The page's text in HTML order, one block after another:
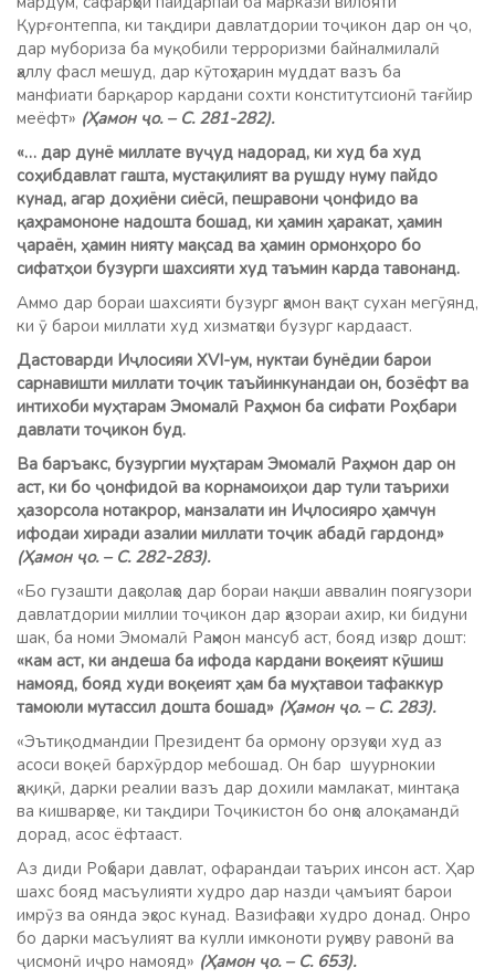
Қурғонтеппа, ки тақдири давлатдории тоҷикон дар он ҷо,
дар мубориза ба муқобили терроризми байналмилалӣ
ҳаллу фасл мешуд, дар кӯтоҳтарин муддат вазъ ба
манфиати барқарор кардани сохти конститутсионӣ тағйир
меёфт» (Ҳамон ҷо. – С. 281-282).
«… дар дунё миллате вуҷуд надорад, ки худ ба худ
соҳибдавлат гашта, мустақилият ва рушду нуму пайдо
кунад, агар доҳиёни сиёсӣ, пешравони ҷонфидо ва
қаҳрамононе надошта бошад, ки ҳамин ҳаракат, ҳамин
ҷараён, ҳамин нияту мақсад ва ҳамин ормонҳоро бо
сифатҳои бузурги шахсияти худ таъмин карда тавонанд.
Аммо дар бораи шахсияти бузург ҳамон вақт сухан мегӯянд,
ки ӯ барои миллати худ хизматҳои бузург кардааст.
Дастоварди Иҷлосияи ХVI-ум, нуктаи бунёдии барои
сарнавишти миллати тоҷик таъйинкунандаи он, бозёфт ва
интихоби муҳтарам Эмомалӣ Раҳмон ба сифати Роҳбари
давлати тоҷикон буд.
Ва баръакс, бузургии муҳтарам Эмомалӣ Раҳмон дар он
аст, ки бо ҷонфидоӣ ва корнамоиҳои дар тули таърихи
ҳазорсола нотакрор, манзалати ин Иҷлосияро ҳамчун
ифодаи хиради азалии миллати тоҷик абадӣ гардонд»
(Ҳамон ҷо. – С. 282-283).
«Бо гузашти даҳсолаҳо дар бораи нақши аввалин поягузори
давлатдории миллии тоҷикон дар ҳазораи ахир, ки бидуни
шак, ба номи Эмомалӣ Раҳмон мансуб аст, бояд изҳор дошт:
«кам аст, ки андеша ба ифода кардани воқеият кӯшиш
намояд, бояд худи воқеият ҳам ба муҳтавои тафаккур
тамоюли мутассил дошта бошад» (Ҳамон ҷо. – С. 283).
«Эътиқодмандии Президент ба ормону орзуҳои худ аз
асоси воқеӣ бархӯрдор мебошад. Он бар шуурнокии
ҳақиқӣ, дарки реалии вазъ дар дохили мамлакат, минтақа
ва кишварҳое, ки тақдири Тоҷикистон бо онҳо алоқамандӣ
дорад, асос ёфтааст.
Аз диди Роҳбари давлат, офарандаи таърих инсон аст. Ҳар
шахс бояд масъулияти худро дар назди ҷамъият барои
имрӯз ва оянда эҳсос кунад. Вазифаҳои худро донад. Онро
бо дарки масъулият ва кулли имконоти руҳиву равонӣ ва
ҷисмонӣ иҷро намояд» (Ҳамон ҷо. – С. 653).